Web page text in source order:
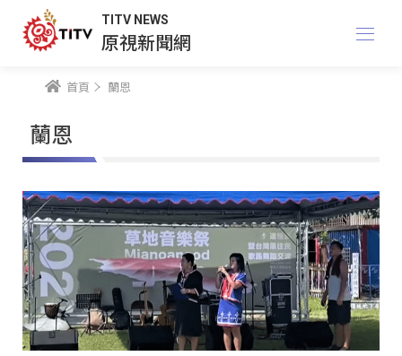
TITV NEWS
原視新聞網
首頁 蘭恩
蘭恩